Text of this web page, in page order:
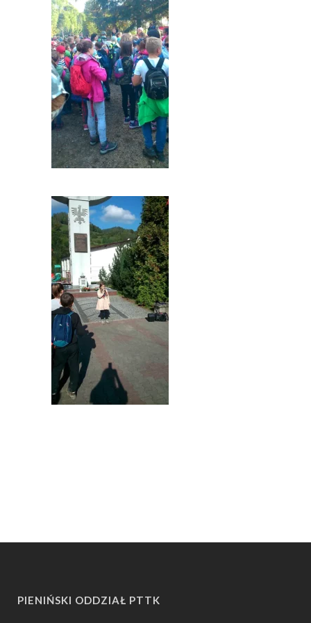
PIENIŃSKI ODDZIAŁ PTTK